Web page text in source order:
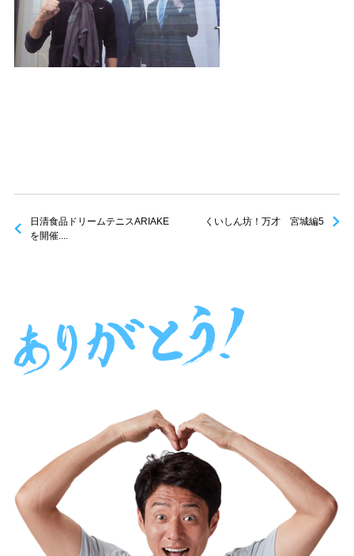
日清食品ドリームテニスARIAKE
を開催....
くいしん坊！万才 宮城編5